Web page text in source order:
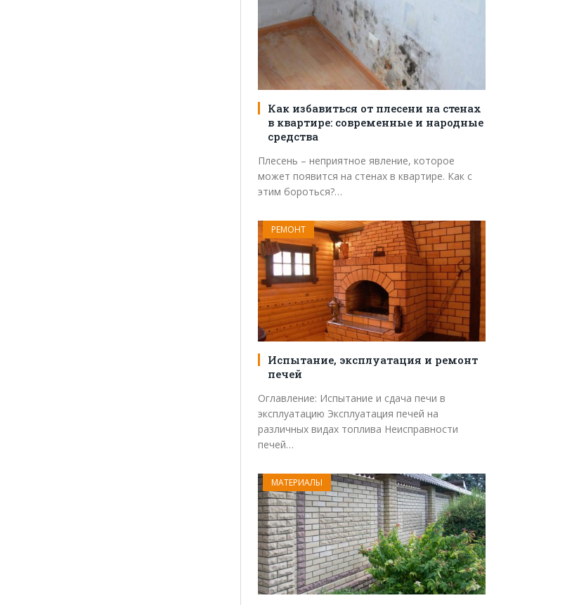
Как избавиться от плесени на стенах
в квартире: современные и народные
средства
Плесень – неприятное явление, которое
может появится на стенах в квартире. Как с
этим бороться?…
РЕМОНТ
Испытание, эксплуатация и ремонт
печей
Оглавление: Испытание и сдача печи в
эксплуатацию Эксплуатация печей на
различных видах топлива Неисправности
печей…
МАТЕРИАЛЫ